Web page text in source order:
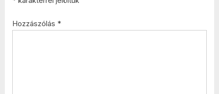
Hozzászólás *